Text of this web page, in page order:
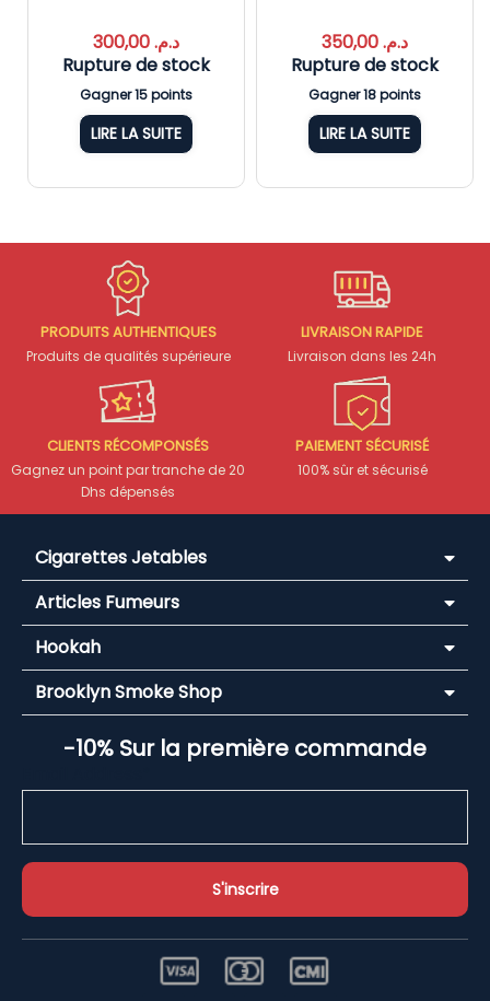
د.م.
Rupture de stock
Gagner 15 points
LIRE LA SUITE
د.م.
Rupture de stock
Gagner 18 points
LIRE LA SUITE
PRODUITS AUTHENTIQUES
Produits de qualités supérieure
LIVRAISON RAPIDE
Livraison dans les 24h
CLIENTS RÉCOMPONSÉS
Gagnez un point par tranche de 20
Dhs dépensés
PAIEMENT SÉCURISÉ
100% sûr et sécurisé
Cigarettes Jetables
Articles Fumeurs
Hookah
Brooklyn Smoke Shop
-10% Sur la première commande